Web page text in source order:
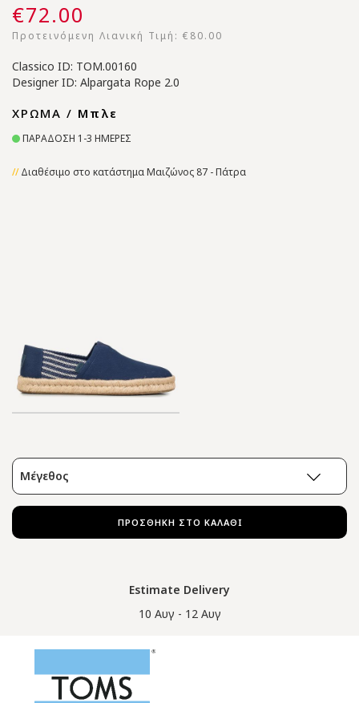
€72.00
Προτεινόμενη Λιανική Τιμή: €80.00
Classico ID: TOM.00160
Designer ID: Alpargata Rope 2.0
ΧΡΩΜΑ / Μπλε
ΠΑΡΑΔΟΣΗ 1-3 ΗΜΕΡΕΣ
Διαθέσιμο στο κατάστημα Μαιζώνος 87 - Πάτρα
Estimate Delivery
10 Αυγ - 12 Αυγ
Μέγεθος
ΠΡΟΣΘΗΚΗ ΣΤΟ ΚΑΛΑΘΙ